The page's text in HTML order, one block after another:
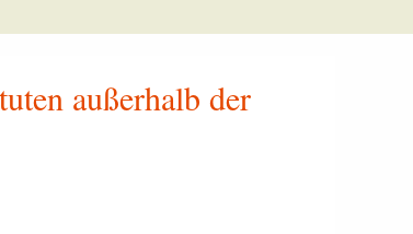
außerhalb der